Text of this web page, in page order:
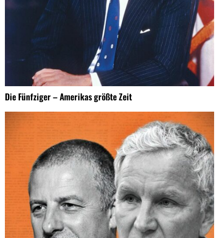
Die Fünfziger – Amerikas größte Zeit